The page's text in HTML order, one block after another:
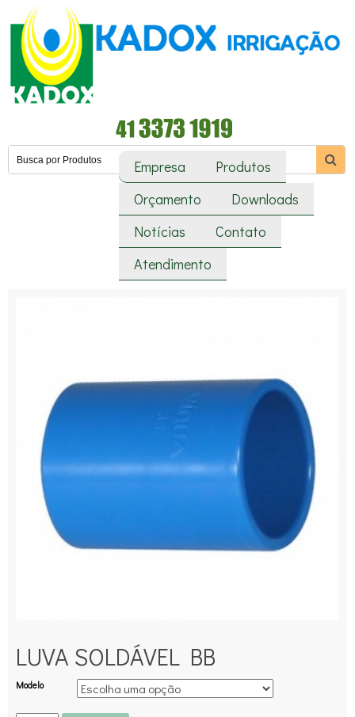
Empresa
Produtos
Orçamento
Downloads
Notícias
Contato
Atendimento
LUVA SOLDÁVEL BB
Modelo